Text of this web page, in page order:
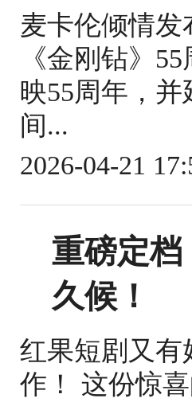
麦卡伦倾情
《金刚钻》
映55周年，
间...
2026-04-21
重磅定档
久候！
红果短剧又有
作！ 这份惊